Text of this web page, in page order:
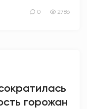
0 2786
горожан